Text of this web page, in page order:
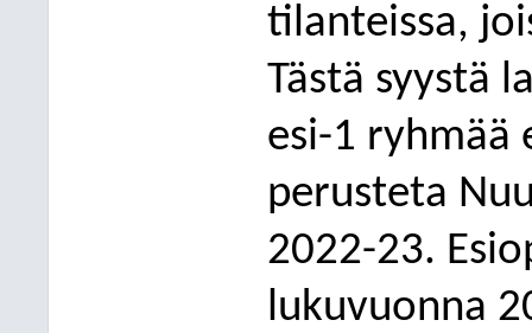
tilanteissa,
Tästä syystä
esi-1 ryhmää
perusteta
2022-23.
lukuvuonna